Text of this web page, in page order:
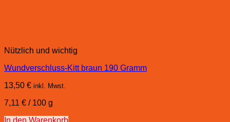
Nützlich und wichtig
Wundverschluss-Kitt braun 190 Gramm
13,50 € inkl. Mwst.
7,11 € / 100 g